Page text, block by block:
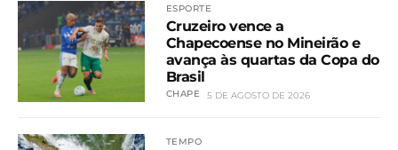
ESPORTE
Cruzeiro vence a
Chapecoense no Mineirão e
avança às quartas da Copa do
Brasil
CHAPE 5 DE AGOSTO DE 2026
TEMPO